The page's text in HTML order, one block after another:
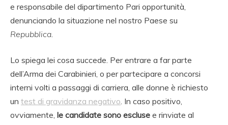
e responsabile del dipartimento Pari opportunità,
denunciando la situazione nel nostro Paese su
Repubblica.
Lo spiega lei cosa succede. Per entrare a far parte
dell’Arma dei Carabinieri, o per partecipare a concorsi
interni volti a passaggi di carriera, alle donne è richiesto
un test di gravidanza negativo. In caso positivo,
ovviamente, le candidate sono escluse e rinviate al